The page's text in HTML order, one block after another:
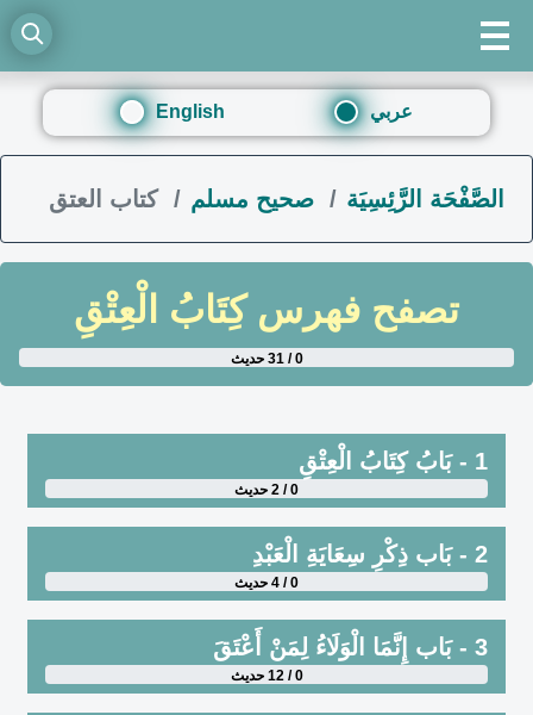
English عربي
الصَّفْحَة الرَّئِسِيَة صحيح مسلم كتاب العتق
تصفح فهرسكِتَابُ الْعِتْقِ
0 / 31 حديث
1 - بَابُ كِتَابُ الْعِتْقِ
0 / 2 حديث
2 - بَاب ذِكْرِ سِعَايَةِ الْعَبْدِ
0 / 4 حديث
3 - بَاب إِنَّمَا الْوَلَاءُ لِمَنْ أَعْتَقَ
0 / 12 حديث